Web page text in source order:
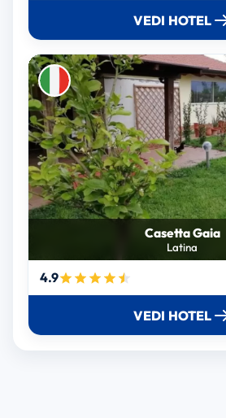
VEDI HOTEL
Casetta Gaia
Latina
4.9
VEDI HOTEL